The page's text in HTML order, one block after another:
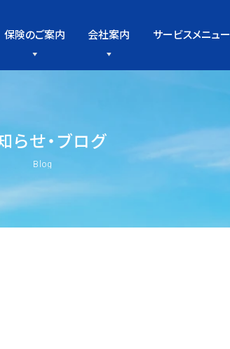
保険のご案内 会社案内 サービスメニュー
らせ・ブログ
Blog